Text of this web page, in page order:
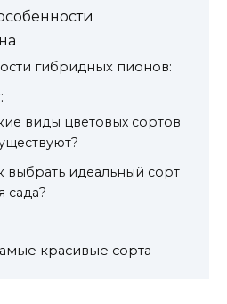
гибридных пионов:
виды цветовых сортов
выбрать идеальный сорт
сада?
красивые сорта